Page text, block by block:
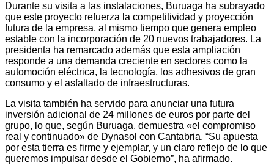
Durante su visita a las instalaciones, Buruaga ha subrayado
que este proyecto refuerza la competitividad y proyección
futura de la empresa, al mismo tiempo que genera empleo
estable con la incorporación de 20 nuevos trabajadores. La
presidenta ha remarcado además que esta ampliación
responde a una demanda creciente en sectores como la
automoción eléctrica, la tecnología, los adhesivos de gran
consumo y el asfaltado de infraestructuras.
La visita también ha servido para anunciar una futura
inversión adicional de 24 millones de euros por parte del
grupo, lo que, según Buruaga, demuestra «el compromiso
real y continuado» de Dynasol con Cantabria. “Su apuesta
por esta tierra es firme y ejemplar, y un claro reflejo de lo que
queremos impulsar desde el Gobierno”, ha afirmado.